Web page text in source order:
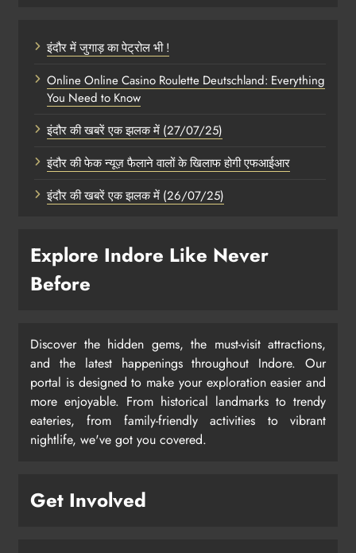
इंदौर में जुगाड़ का पेट्रोल भी !
Online Online Casino Roulette Deutschland: Everything
You Need to Know
इंदौर की खबरें एक झलक में (27/07/25)
इंदौर की फेक न्यूज़ फैलाने वालों के खिलाफ होगी एफआईआर
इंदौर की खबरें एक झलक में (26/07/25)
Explore Indore Like Never
Before
Discover the hidden gems, the must-visit attractions,
and the latest happenings throughout Indore. Our
portal is designed to make your exploration easier and
more enjoyable. From historical landmarks to trendy
eateries, from family-friendly activities to vibrant
nightlife, we've got you covered.
Get Involved